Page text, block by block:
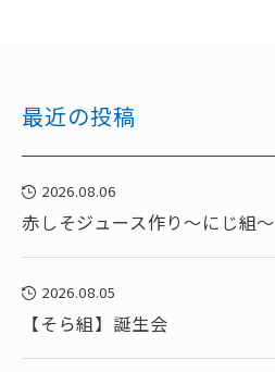
最近の投稿
2026.08.06
赤しそジュース作り～にじ組～
2026.08.05
【そら組】誕生会